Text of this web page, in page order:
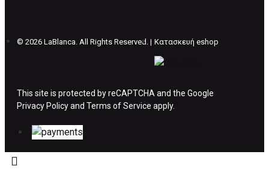
ΔΙΚΑΙΩΜΑ ΥΠΑΝΑΧΩΡΗΣΗΣ-ΕΠΙΣΤΡΟΦΗ
Η επιστροφή χρημάτων ακολουθείται στις
Το προϊόν θα πρέπει να βρίσκεται στην αρχική
© 2026 LaBlanca. All Rights Reserved. | Κατασκευή eshop
This site is protected by reCAPTCHA and the Google
Privacy Policyand Terms of Service apply.